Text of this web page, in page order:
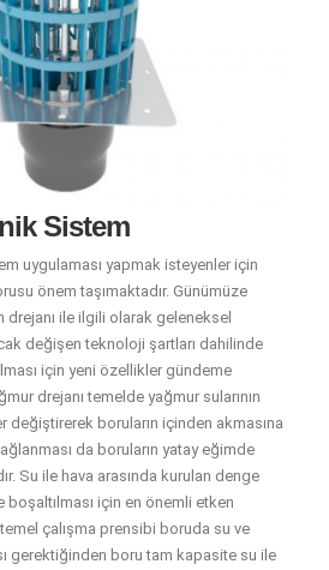
Sistem
uygulaması yapmak isteyenler için
önem taşımaktadır. Günümüze
ile ilgili olarak geleneksel
değişen teknoloji şartları dahilinde
için yeni özellikler gündeme
drejanı temelde yağmur sularının
değiştirerek boruların içinden akmasına
da boruların yatay eğimde
Su ile hava arasında kurulan denge
boşaltılması için en önemli etken
çalışma prensibi boruda su ve
gerektiğinden boru tam kapasite su ile